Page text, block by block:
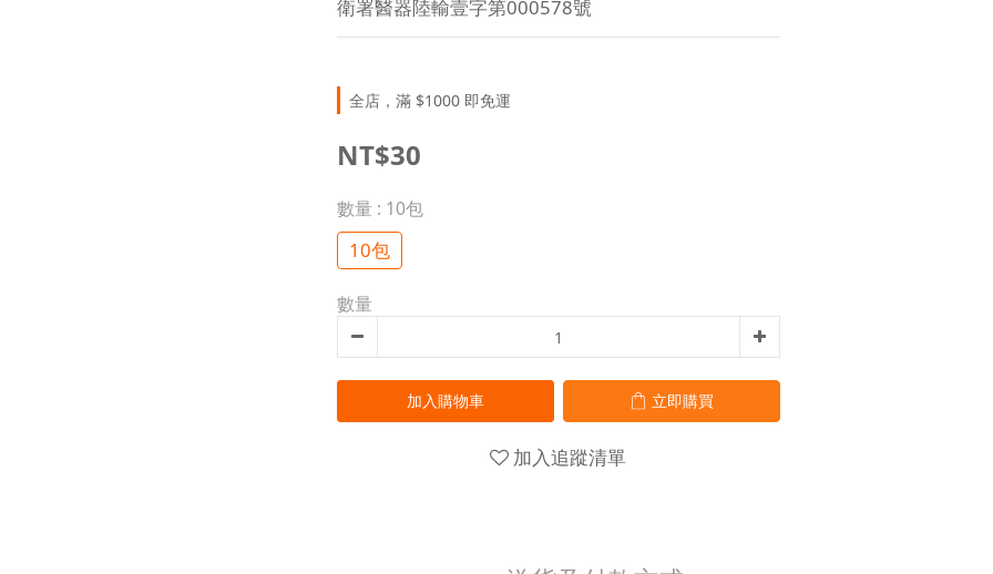
衛署醫器陸輸壹字第000578號
全店，滿 $1000 即免運
NT$30
數量 : 10包
10包
數量
加入購物車 立即購買
加入追蹤清單